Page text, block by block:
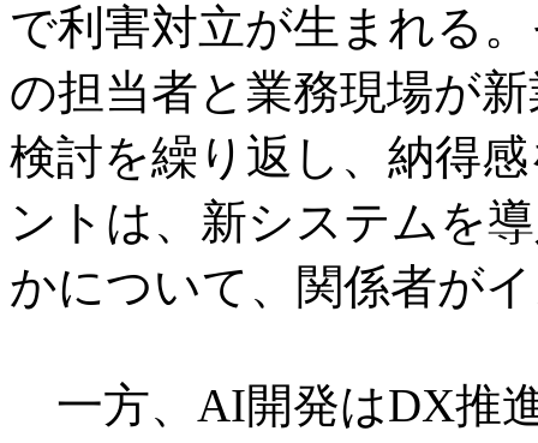
で利害対立が生まれる
の担当者と業務現場が
検討を繰り返し、納得
ントは、新システムを
かについて、関係者が
一方、AI開発はDX推